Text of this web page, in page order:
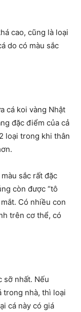
cao, cũng là loại
do có màu sắc
cá koi vàng Nhật
đặc điểm của cả
loại trong khi thân
sắc rất đặc
còn được “tô
Có nhiều con
trên cơ thể, có
sỡ nhất. Nếu
trong nhà, thì loại
cá này có giá